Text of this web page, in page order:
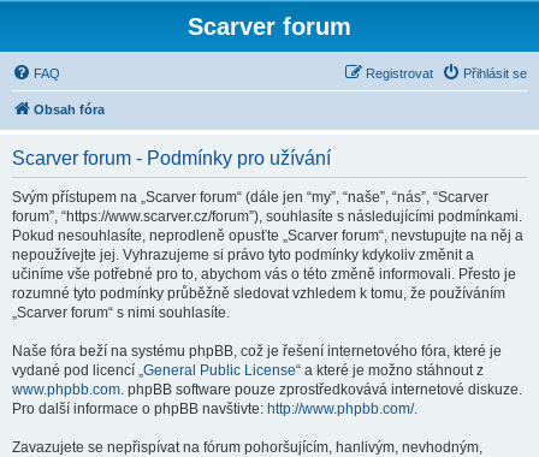
Scarver forum
FAQ Přihlásit se
Registrovat
Obsah fóra
Scarver forum - Podmínky pro užívání
Svým přístupem na „Scarver forum“ (dále jen “my”, “naše”, “nás”, “Scarver
forum”, “https://www.scarver.cz/forum”), souhlasíte s následujícími podmínkami.
Pokud nesouhlasíte, neprodleně opusťte „Scarver forum“, nevstupujte na něj a
nepoužívejte jej. Vyhrazujeme si právo tyto podmínky kdykoliv změnit a
učiníme vše potřebné pro to, abychom vás o této změně informovali. Přesto je
rozumné tyto podmínky průběžně sledovat vzhledem k tomu, že používáním
„Scarver forum“ s nimi souhlasíte.
Naše fóra beží na systému phpBB, což je řešení internetového fóra, které je
vydané pod licencí „General Public License“ a které je možno stáhnout z
www.phpbb.com. phpBB software pouze zprostředkovává internetové diskuze.
Pro další informace o phpBB navštivte: http://www.phpbb.com/.
Zavazujete se nepřispívat na fórum pohoršujícím, hanlivým, nevhodným,